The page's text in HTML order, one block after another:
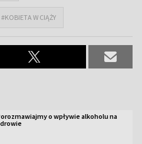
#KOBIETA W CIĄŻY
o wpływie alkoholu na